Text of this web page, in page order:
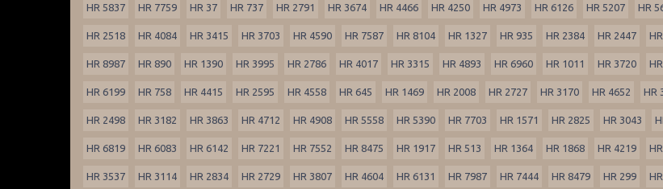
HR 5837 HR 7759 HR 37 HR 737 HR 2791 HR 3674 HR 4466 HR 4250 HR 4973 HR 6126 HR 5207 HR
HR 2518 HR 4084 HR 3415 HR 3703 HR 4590 HR 7587 HR 8104 HR 1327 HR 935 HR 2384 HR 2447
HR 8987 HR 890 HR 1390 HR 3995 HR 2786 HR 4017 HR 3315 HR 4893 HR 6960 HR 1011 HR 3720
HR 6199 HR 758 HR 4415 HR 2595 HR 4558 HR 645 HR 1469 HR 2008 HR 2727 HR 3170 HR 4652 HR
HR 2498 HR 3182 HR 3863 HR 4712 HR 4908 HR 5558 HR 5390 HR 7703 HR 1571 HR 2825 HR 3043
HR 6819 HR 6083 HR 6142 HR 7221 HR 7552 HR 8475 HR 1917 HR 513 HR 1364 HR 1868 HR 4219
HR 3537 HR 3114 HR 2834 HR 2729 HR 3807 HR 4604 HR 6131 HR 7987 HR 7444 HR 8479 HR 299